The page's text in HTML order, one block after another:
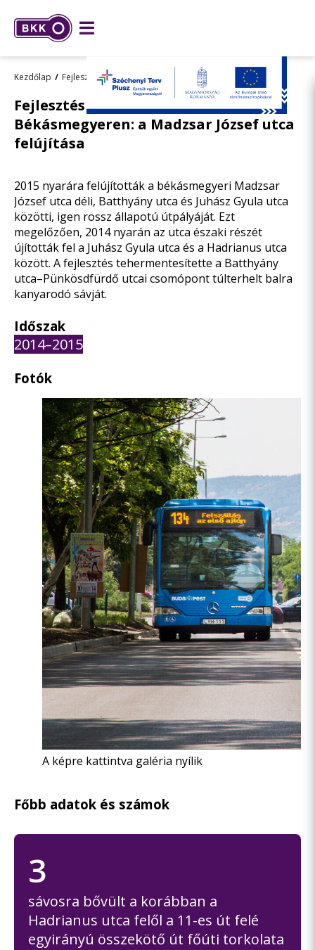
Kezdőlap Fejlesztések Összes fejlesztésünk
Fejlesztés és tehermentesítés
Békásmegyeren: a Madzsar József utca
felújítása
2015 nyarára felújították a békásmegyeri Madzsar
József utca déli, Batthyány utca és Juhász Gyula utca
közötti, igen rossz állapotú útpályáját. Ezt
megelőzően, 2014 nyarán az utca északi részét
újították fel a Juhász Gyula utca és a Hadrianus utca
között. A fejlesztés tehermentesítette a Batthyány
utca–Pünkösdfürdő utcai csomópont túlterhelt balra
kanyarodó sávját.
Időszak
2014–2015
Fotók
A képre kattintva galéria nyílik
Főbb adatok és számok
3
sávosra bővült a korábban a
Hadrianus utca felől a 11-es út felé
egyirányú összekötő út főúti torkolata